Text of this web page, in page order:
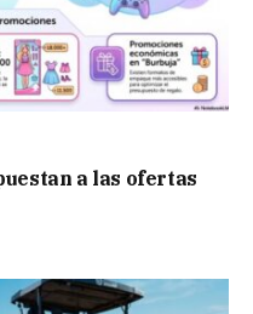
a las ofertas